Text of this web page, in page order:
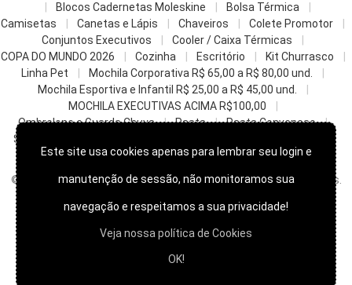
Blocos Cadernetas Moleskine
Bolsa Térmica
Camisetas
Canetas e Lápis Chaveiros
Colete Promotor
Conjuntos Executivos
Cooler / Caixa Térmicas
COPA DO MUNDO 2026
Cozinha Escritório
Kit Churrasco
Linha Pet
Mochila Corporativa R$ 65,00 a R$ 80,00 und.
Mochila Esportiva e Infantil R$ 25,00 a R$ 45,00 und.
MOCHILA EXECUTIVAS ACIMA R$100,00
Ombrelone e Guarda Chuva
Pasta
Pasta Convencao
Sacochila mochila saco
z- Datas Comemorativas
© 2022
Skill Brindes Promocionais -Todos os direitos reservados.
Este site usa cookies apenas para lembrar seu login e
manutenção de sessão, não monitoramos sua
navegação e respeitamos a sua privacidade!
Veja nossa política de Cookies
OK!